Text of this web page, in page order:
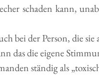
schaden kann,
bei der Person, die sie
das die eigene
ständig als